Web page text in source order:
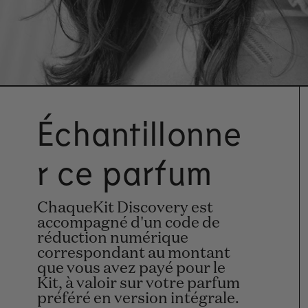
Échantillonne
r ce parfum
ChaqueKit Discovery est
accompagné d'un code de
réduction numérique
correspondant au montant
que vous avez payé pour le
Kit, à valoir sur votre parfum
préféré en version intégrale.